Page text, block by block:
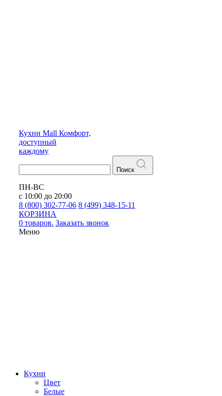
Кухни Mall Комфорт,
доступный
каждому
Поиск
ПН-ВС
с 10:00 до 20:00
8 (800) 302-77-06 8 (499) 348-15-11
КОРЗИНА
0 товаров. Заказать звонок
Меню
Кухни
Цвет
Белые